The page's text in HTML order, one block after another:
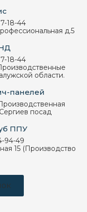
18-44
д.5
18-44
области.
панелей
посад
ППУ
94-49
15 (Производство